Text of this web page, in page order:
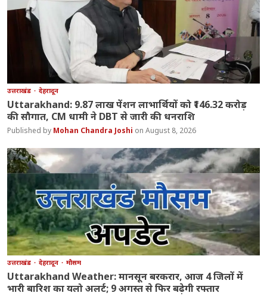
उत्तराखंड देहरादून
Uttarakhand: 9.87 लाख पेंशन लाभार्थियों को ₹146.32 करोड़
की सौगात, CM धामी ने DBT से जारी की धनराशि
Mohan Chandra Joshi August 8, 2026
उत्तराखंड देहरादून मौसम
Uttarakhand Weather: मानसून बरकरार, आज 4 जिलों में
भारी बारिश का यलो अलर्ट; 9 अगस्त से फिर बढ़ेगी रफ्तार